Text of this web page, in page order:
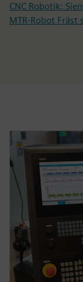
CNC Robotik:
MTR-Robot